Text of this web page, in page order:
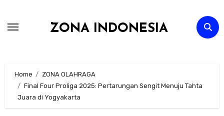
ZONA INDONESIA
Home
ZONA OLAHRAGA
Final Four Proliga 2025: Pertarungan Sengit Menuju Tahta
Juara di Yogyakarta